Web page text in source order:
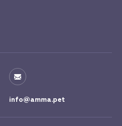
info@amma.pet